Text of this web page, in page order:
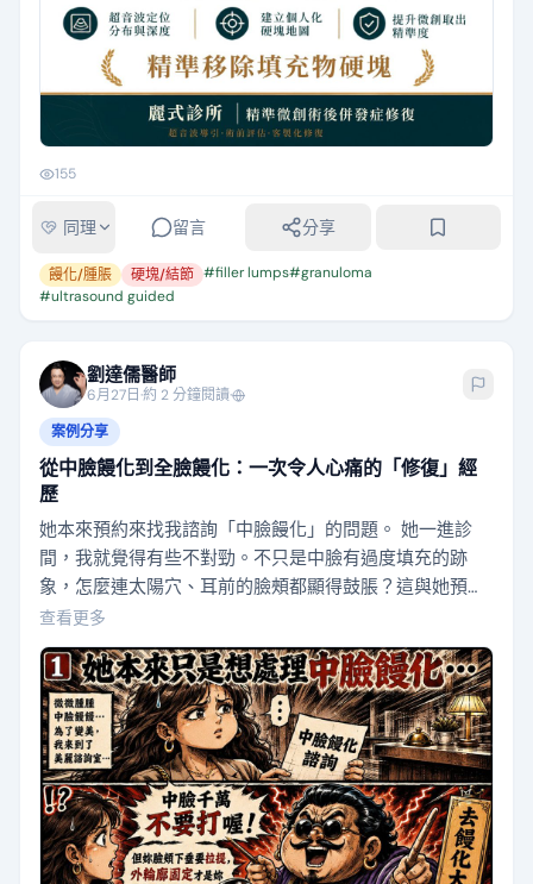
155
同理 留言 分享
饅化/腫脹 硬塊/結節 #filler lumps#granuloma
#ultrasound guided
劉達儒醫師
6月27日·約 2 分鐘閱讀·
案例分享
從中臉饅化到全臉饅化：一次令人心痛的「修復」經
歷
她本來預約來找我諮詢「中臉饅化」的問題。 她一進診
間，我就覺得有些不對勁。不只是中臉有過度填充的跡
象，怎麼連太陽穴、耳前的臉頰都顯得鼓脹？這與她預約
單上描述的狀況不太相符。 我輕聲問她：「這段時間，您
是不是有去其他地方處理過什麼？」 她有些不好意思地
說：「對啊。在等您看診的這幾天，朋友跟我推薦了一個
號稱『去饅化大師』的醫師，說他超厲害的，我就想說先
去看看。」 她接著描述，那位「大師」一眼就看出了她…
查看更多